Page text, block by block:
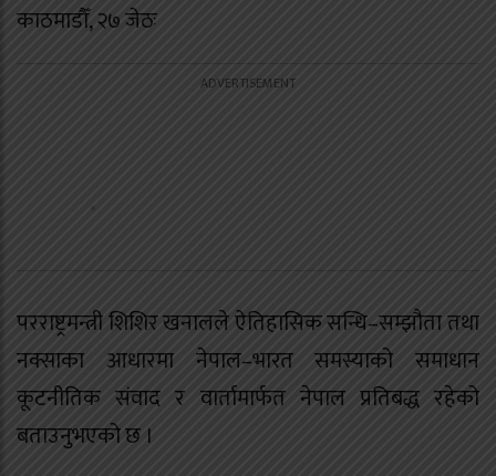
काठमाडौँ, २७ जेठः
परराष्ट्रमन्त्री शिशिर खनालले ऐतिहासिक सन्धि–सम्झौता तथा
नक्साका आधारमा नेपाल–भारत समस्याको समाधान
कूटनीतिक संवाद र वार्तामार्फत नेपाल प्रतिबद्ध रहेको
बताउनुभएको छ ।